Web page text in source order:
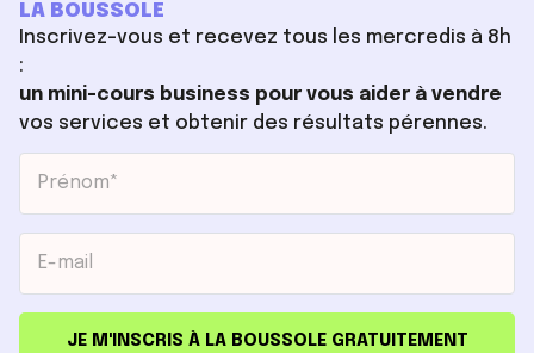
LA BOUSSOLE
Inscrivez-vous et recevez tous les mercredis à 8h
:
un mini-cours business pour vous aider à vendre
vos services et obtenir des résultats pérennes.
JE M'INSCRIS À LA BOUSSOLE GRATUITEMENT